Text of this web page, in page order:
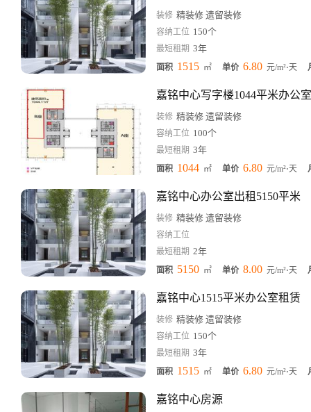
装修 精装修 遗留装修
容纳工位 150个
最短租期 3年
面积 1515 ㎡ 单价 6.80 元/m²⋅天
嘉铭中心写字楼1044平米办公
装修 精装修 遗留装修
容纳工位 100个
最短租期 3年
面积 1044 ㎡ 单价 6.80 元/m²⋅天
嘉铭中心办公室出租5150平米
装修 精装修 遗留装修
容纳工位
最短租期 2年
面积 5150 ㎡ 单价 8.00 元/m²⋅天
嘉铭中心1515平米办公室租赁
装修 精装修 遗留装修
容纳工位 150个
最短租期 3年
面积 1515 ㎡ 单价 6.80 元/m²⋅天
嘉铭中心房源